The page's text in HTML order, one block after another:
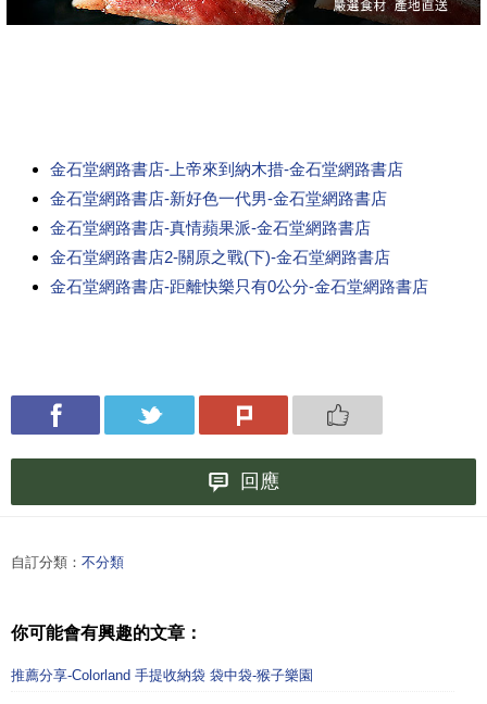
金石堂網路書店-上帝來到納木措-金石堂網路書店
金石堂網路書店-新好色一代男-金石堂網路書店
金石堂網路書店-真情蘋果派-金石堂網路書店
金石堂網路書店2-關原之戰(下)-金石堂網路書店
金石堂網路書店-距離快樂只有0公分-金石堂網路書店
回應
自訂分類： 不分類
你可能會有興趣的文章：
推薦分享-Colorland 手提收納袋 袋中袋-猴子樂園